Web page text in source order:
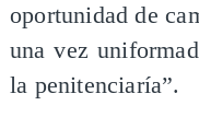
oportunidad de
una vez
la penitenciaría”.